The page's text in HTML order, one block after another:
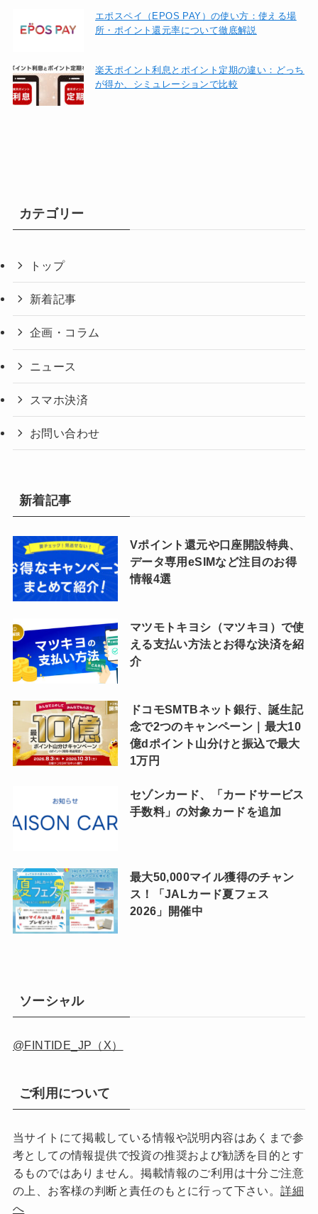
エポスペイ（EPOS PAY）の使い方：使える場
所・ポイント還元率について徹底解説
楽天ポイント利息とポイント定期の違い：どっち
が得か、シミュレーションで比較
カテゴリー
トップ
新着記事
企画・コラム
ニュース
スマホ決済
お問い合わせ
新着記事
Vポイント還元や口座開設特典、
データ専用eSIMなど注目のお得
情報4選
マツモトキヨシ（マツキヨ）で使
える支払い方法とお得な決済を紹
介
ドコモSMTBネット銀行、誕生記
念で2つのキャンペーン｜最大10
億dポイント山分けと振込で最大
1万円
セゾンカード、「カードサービス
手数料」の対象カードを追加
最大50,000マイル獲得のチャン
ス！「JALカード夏フェス
2026」開催中
ソーシャル
@FINTIDE_JP（X）
ご利用について
当サイトにて掲載している情報や説明内容はあくまで参
考としての情報提供で投資の推奨および勧誘を目的とす
るものではありません。掲載情報のご利用は十分ご注意
の上、お客様の判断と責任のもとに行って下さい。詳細
へ